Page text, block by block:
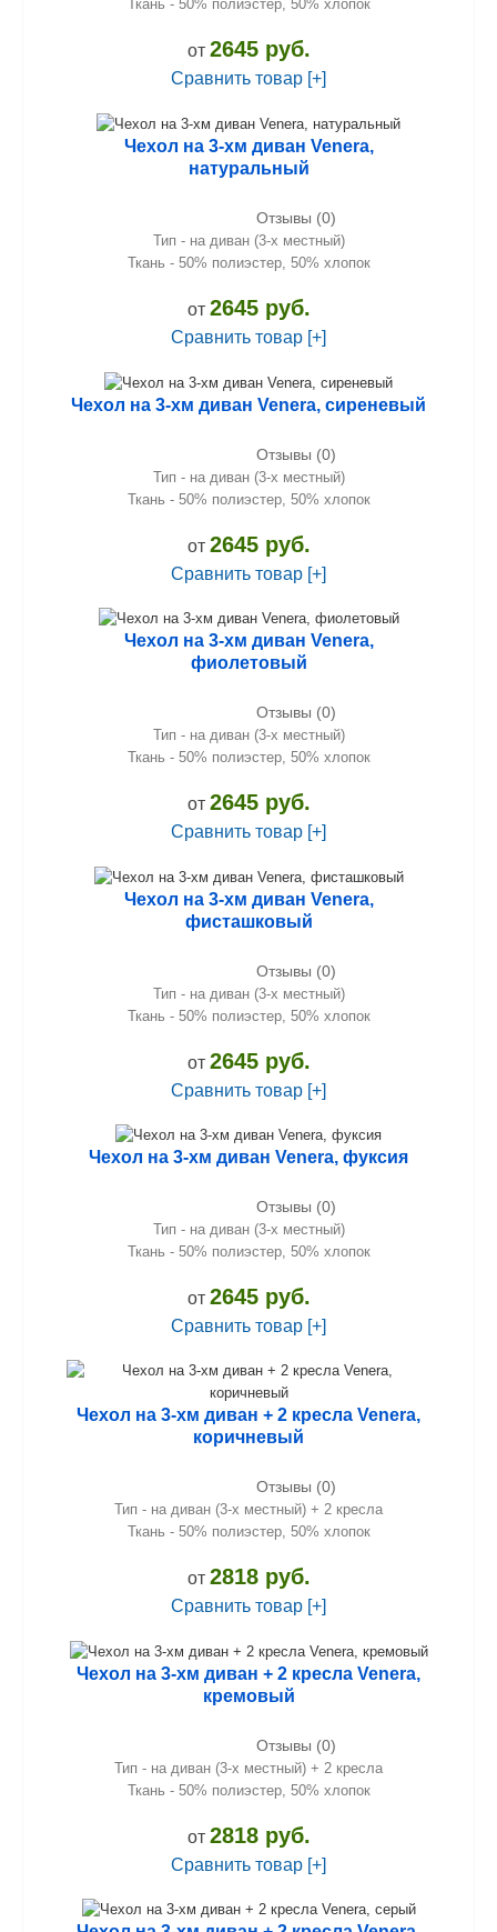
Ткань - 50% полиэстер, 50% хлопок
от 2645 руб.
Сравнить товар [+]
Чехол на 3-хм диван Venera,
натуральный
Отзывы (0)
Тип - на диван (3-х местный)
Ткань - 50% полиэстер, 50% хлопок
от 2645 руб.
Сравнить товар [+]
Чехол на 3-хм диван Venera, сиреневый
Отзывы (0)
Тип - на диван (3-х местный)
Ткань - 50% полиэстер, 50% хлопок
от 2645 руб.
Сравнить товар [+]
Чехол на 3-хм диван Venera,
фиолетовый
Отзывы (0)
Тип - на диван (3-х местный)
Ткань - 50% полиэстер, 50% хлопок
от 2645 руб.
Сравнить товар [+]
Чехол на 3-хм диван Venera,
фисташковый
Отзывы (0)
Тип - на диван (3-х местный)
Ткань - 50% полиэстер, 50% хлопок
от 2645 руб.
Сравнить товар [+]
Чехол на 3-хм диван Venera, фуксия
Отзывы (0)
Тип - на диван (3-х местный)
Ткань - 50% полиэстер, 50% хлопок
от 2645 руб.
Сравнить товар [+]
Чехол на 3-хм диван + 2 кресла Venera,
коричневый
Отзывы (0)
Тип - на диван (3-х местный) + 2 кресла
Ткань - 50% полиэстер, 50% хлопок
от 2818 руб.
Сравнить товар [+]
Чехол на 3-хм диван + 2 кресла Venera,
кремовый
Отзывы (0)
Тип - на диван (3-х местный) + 2 кресла
Ткань - 50% полиэстер, 50% хлопок
от 2818 руб.
Сравнить товар [+]